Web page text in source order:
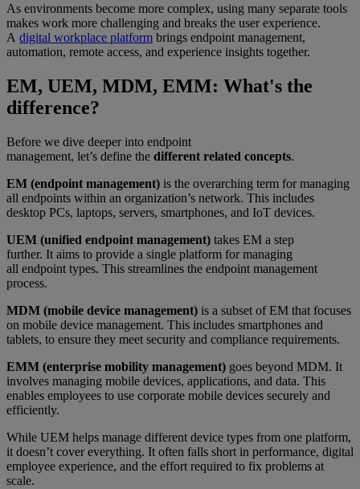
As environments become more complex, using many separate tools
makes work more challenging and breaks the user experience.
A digital workplace platform brings endpoint management,
automation, remote access, and experience insights together.
EM, UEM, MDM, EMM: What's the
difference?
Before we dive deeper into endpoint
management, let’s define the different related concepts.
EM (endpoint management) is the overarching term for managing
all endpoints within an organization’s network. This includes
desktop PCs, laptops, servers, smartphones, and IoT devices.
UEM (unified endpoint management) takes EM a step
further. It aims to provide a single platform for managing
all endpoint types. This streamlines the endpoint management
process.
MDM (mobile device management) is a subset of EM that focuses
on mobile device management. This includes smartphones and
tablets, to ensure they meet security and compliance requirements.
EMM (enterprise mobility management) goes beyond MDM. It
involves managing mobile devices, applications, and data. This
enables employees to use corporate mobile devices securely and
efficiently.
While UEM helps manage different device types from one platform,
it doesn’t cover everything. It often falls short in performance, digital
employee experience, and the effort required to fix problems at
scale.